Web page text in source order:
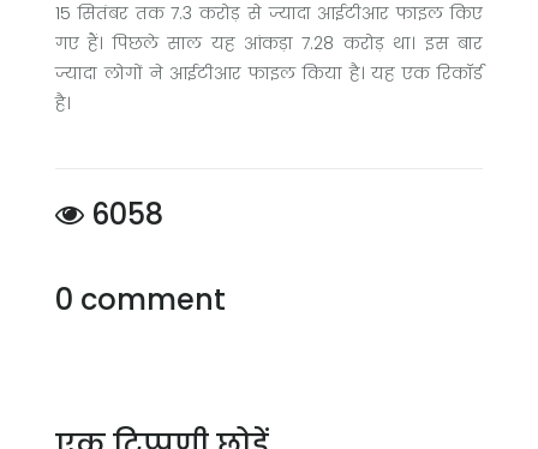
15 सितंबर तक 7.3 करोड़ से ज्यादा आईटीआर फाइल किए
गए हैं। पिछले साल यह आंकड़ा 7.28 करोड़ था। इस बार
ज्यादा लोगों ने आईटीआर फाइल किया है। यह एक रिकॉर्ड
है।
6058
0 comment